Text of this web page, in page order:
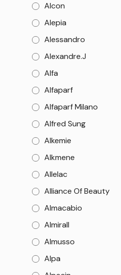
Alcon
Alepia
Alessandro
Alexandre.J
Alfa
Alfaparf
Alfaparf Milano
Alfred Sung
Alkemie
Alkmene
Allelac
Alliance Of Beauty
Almacabio
Almirall
Almusso
Alpa